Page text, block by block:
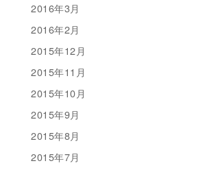
2016年3月
2016年2月
2015年12月
2015年11月
2015年10月
2015年9月
2015年8月
2015年7月